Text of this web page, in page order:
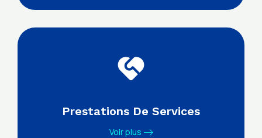
Prestations De Services
Voir plus